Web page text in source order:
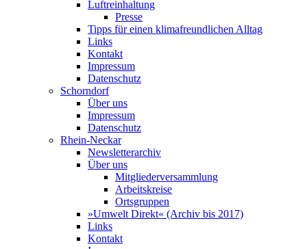
Luftreinhaltung
Presse
Tipps für einen klimafreundlichen Alltag
Links
Kontakt
Impressum
Datenschutz
Schorndorf
Über uns
Impressum
Datenschutz
Rhein-Neckar
Newsletterarchiv
Über uns
Mitgliederversammlung
Arbeitskreise
Ortsgruppen
»Umwelt Direkt« (Archiv bis 2017)
Links
Kontakt